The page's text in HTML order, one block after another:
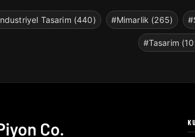
Tasarim (440) #Mimarlik (265)
#Tasarim